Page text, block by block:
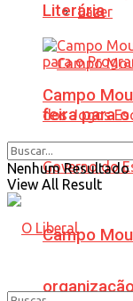
Lazer
Campo
Literária
Campo
feira para o
Nenhum Resultado
View All Result